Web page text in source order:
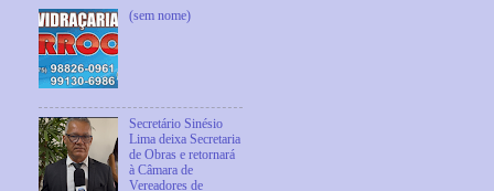
(sem nome)
Secretário Sinésio
Lima deixa Secretaria
de Obras e retornará
à Câmara de
Vereadores de